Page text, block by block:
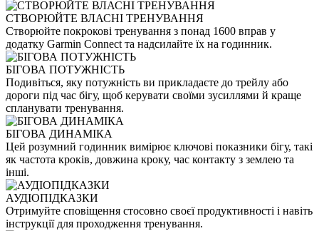
СТВОРЮЙТЕ ВЛАСНІ ТРЕНУВАННЯ
Створюйте покрокові тренування з понад 1600 вправ у
додатку Garmin Connect та надсилайте їх на годинник.
БІГОВА ПОТУЖНІСТЬ
Подивіться, яку потужність ви прикладаєте до трейлу або
дороги під час бігу, щоб керувати своїми зусиллями й краще
спланувати тренування.
БІГОВА ДИНАМІКА
Цей розумний годинник вимірює ключові показники бігу, такі
як частота кроків, довжина кроку, час контакту з землею та
інші.
АУДІОПІДКАЗКИ
Отримуйте сповіщення стосовно своєї продуктивності і навіть
інструкції для проходження тренування.